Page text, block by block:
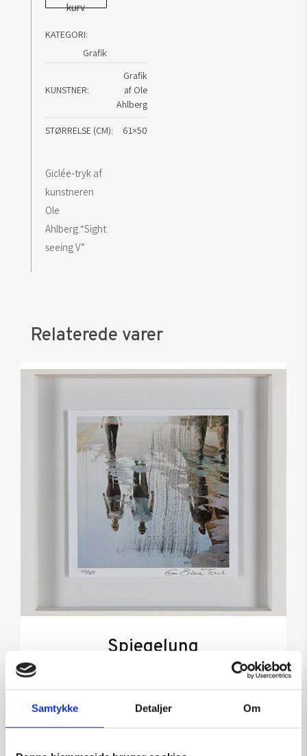
Samtykke Detaljer Om
Ahlberg
kurv
KATEGORI:
Grafik
KUNSTNER
Grafik
af Ole
Ahlberg
STØRRELSE (CM) 61×50
Giclée-tryk af
kunstneren
Ole
Ahlberg “Sight
seeing V”
Relaterede varer
Spiegelung
Gan-Erdene Tsend bemalet grafik
Størrelse: 30×30
kr.2.650,00